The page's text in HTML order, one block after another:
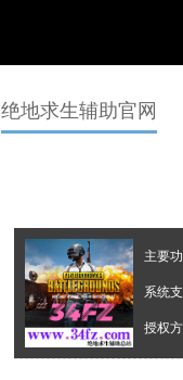
绝地求生辅助官网
主要
系统
授权